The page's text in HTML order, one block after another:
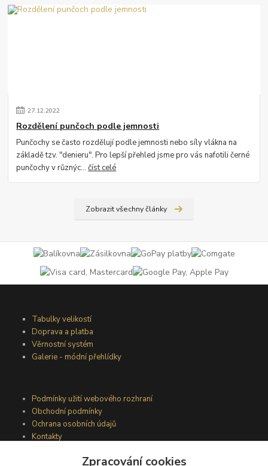
27.12.2022
Rozdělení punčoch podle jemnosti
Punčochy se často rozdělují podle jemnosti nebo síly vlákna na
základě tzv. "denieru". Pro lepší přehled jsme pro vás nafotili černé
punčochy v různýc...číst celé
Zobrazit všechny články
Tabulky velikostí
Doprava a platba
Věrnostní systém
Galerie - módní přehlídky
Podmínky užití webového rozhraní
Obchodní podmínky
Ochrana osobních údajů
Kontakty
Zpracování cookies